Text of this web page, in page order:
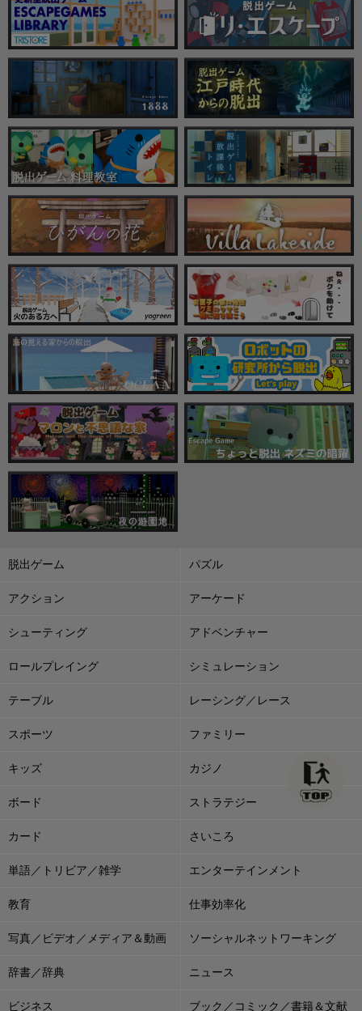
脱出ゲーム パズル
アクション アーケード
シューティング アドベンチャー
ロールプレイング シミュレーション
テーブル レーシング／レース
スポーツ ファミリー
キッズ カジノ
ボード ストラテジー
カード さいころ
単語／トリビア／雑学 エンターテインメント
教育 仕事効率化
写真／ビデオ／メディア＆動画 ソーシャルネットワーキング
辞書／辞典 ニュース
ビジネス ブック／コミック／書籍＆文献